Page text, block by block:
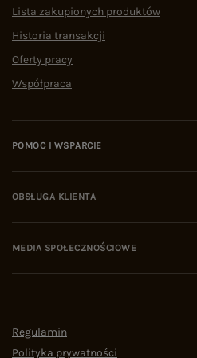
Lista zakupionych produktów
Historia transakcji
Oferty pracy
Współpraca
POMOC I WSPARCIE
OBSŁUGA KLIENTA
MEDIA SPOŁECZNOŚCIOWE
Regulamin
Polityka prywatności